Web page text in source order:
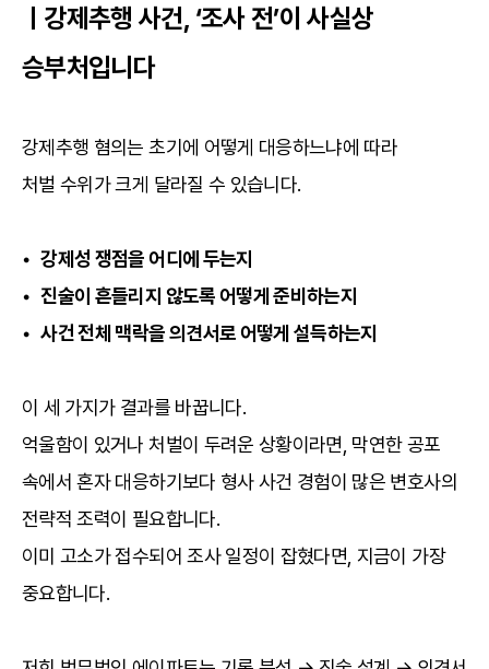
ㅣ강제추행 사건, ‘조사 전’이 사실상
승부처입니다
강제추행 혐의는 초기에 어떻게 대응하느냐에 따라
처벌 수위가 크게 달라질 수 있습니다.
• 강제성 쟁점을 어디에 두는지
• 진술이 흔들리지 않도록 어떻게 준비하는지
• 사건 전체 맥락을 의견서로 어떻게 설득하는지
이 세 가지가 결과를 바꿉니다.
억울함이 있거나 처벌이 두려운 상황이라면, 막연한 공포
속에서 혼자 대응하기보다 형사 사건 경험이 많은 변호사의
전략적 조력이 필요합니다.
이미 고소가 접수되어 조사 일정이 잡혔다면, 지금이 가장
중요합니다.